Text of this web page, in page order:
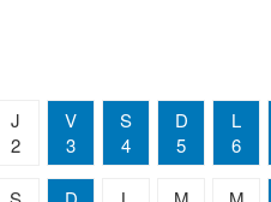
J
2
V
3
S
4
D
5
L
6